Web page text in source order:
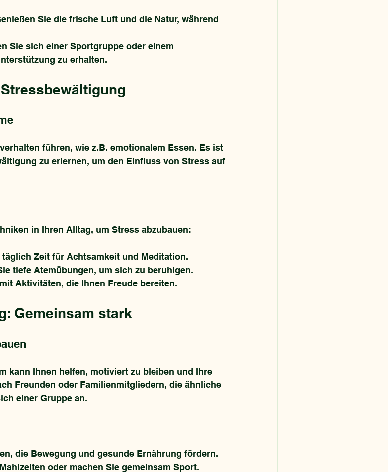
Sie die frische Luft und die Natur, während
Sie sich einer Sportgruppe oder einem
zu erhalten.
führen, wie z.B. emotionalem Essen. Es ist
zu erlernen, um den Einfluss von Stress auf
in Ihren Alltag, um Stress abzubauen:
täglich Zeit für Achtsamkeit und Meditation.
tiefe Atemübungen, um sich zu beruhigen.
Aktivitäten, die Ihnen Freude bereiten.
Gemeinsam stark
kann Ihnen helfen, motiviert zu bleiben und Ihre
Freunden oder Familienmitgliedern, die ähnliche
einer Gruppe an.
die Bewegung und gesunde Ernährung fördern.
oder machen Sie gemeinsam Sport.